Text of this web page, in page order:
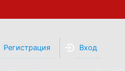
Регистрация Вход